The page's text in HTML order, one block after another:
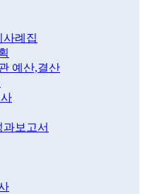
사례집
예산,결산
보고서